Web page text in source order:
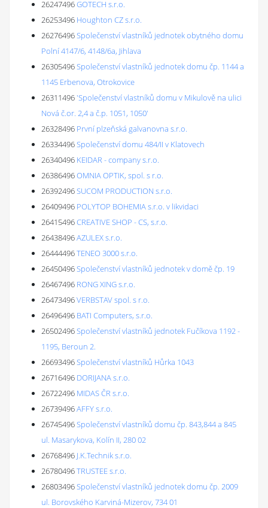
26247496GOTECH s.r.o.
26253496 Houghton CZ s.r.o.
26276496Společenství vlastníků jednotek obytného domu
Polní 4147/6, 4148/6a, Jihlava
26305496Společenství vlastníků jednotek domu čp. 1144 a
1145 Erbenova, Otrokovice
26311496'Společenství vlastníků domu v Mikulově na ulici
Nová č.or. 2,4 a č.p. 1051, 1050'
26328496 První plzeňská galvanovna s.r.o.
26334496Společenství domu 484/II v Klatovech
26340496 KEIDAR - company s.r.o.
26386496OMNIA OPTIK, spol. s r.o.
26392496SUCOM PRODUCTION s.r.o.
26409496 POLYTOP BOHEMIA s.r.o. v likvidaci
26415496CREATIVE SHOP - CS, s.r.o.
26438496AZULEX s.r.o.
26444496TENEO 3000 s.r.o.
26450496Společenství vlastníků jednotek v domě čp. 19
26467496 RONG XING s.r.o.
26473496VERBSTAV spol. s r.o.
26496496 BATI Computers, s.r.o.
26502496Společenství vlastníků jednotek Fučíkova 1192 -
1195, Beroun 2.
26693496Společenství vlastníků Hůrka 1043
26716496 DORIJANA s.r.o.
26722496 MIDAS ČR s.r.o.
26739496AFFY s.r.o.
26745496Společenství vlastníků domu čp. 843,844 a 845
ul. Masarykova, Kolín II, 280 02
26768496 J.K.Technik s.r.o.
26780496TRUSTEE s.r.o.
26803496Společenství vlastníků jednotek domu čp. 2009
ul. Borovského Karviná-Mizerov, 734 01